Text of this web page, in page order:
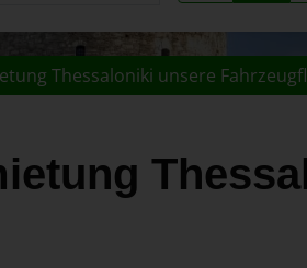
Thessaloniki unsere